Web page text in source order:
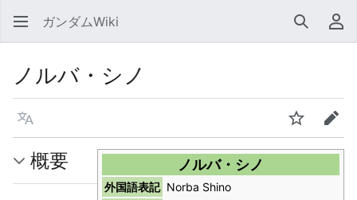
ガンダムWiki 検索 利
ノルバ・シノ
言語 ウォッチ編集
ノルバ・シノ
外国語表記 Norba Shino
概要